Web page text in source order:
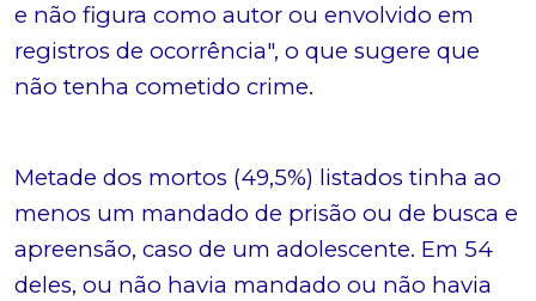
e não figura como autor ou envolvido em
registros de ocorrência", o que sugere que
não tenha cometido crime.
Metade dos mortos (49,5%) listados tinha ao
menos um mandado de prisão ou de busca e
apreensão, caso de um adolescente. Em 54
deles, ou não havia mandado ou não havia